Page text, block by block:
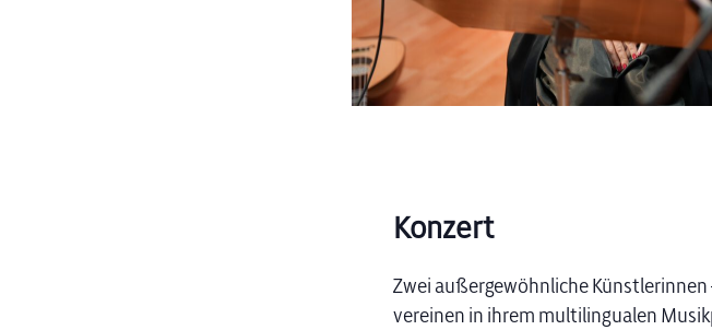
Konzert
Zwei außergewöhnliche Künstlerinnen
vereinen in ihrem multilingualen